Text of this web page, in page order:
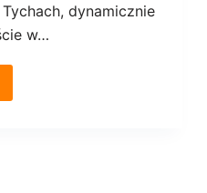
dynamicznie
w…